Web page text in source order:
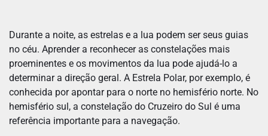
Durante a noite, as estrelas e a lua podem ser seus guias
no céu. Aprender a reconhecer as constelações mais
proeminentes e os movimentos da lua pode ajudá-lo a
determinar a direção geral. A Estrela Polar, por exemplo, é
conhecida por apontar para o norte no hemisfério norte. No
hemisfério sul, a constelação do Cruzeiro do Sul é uma
referência importante para a navegação.